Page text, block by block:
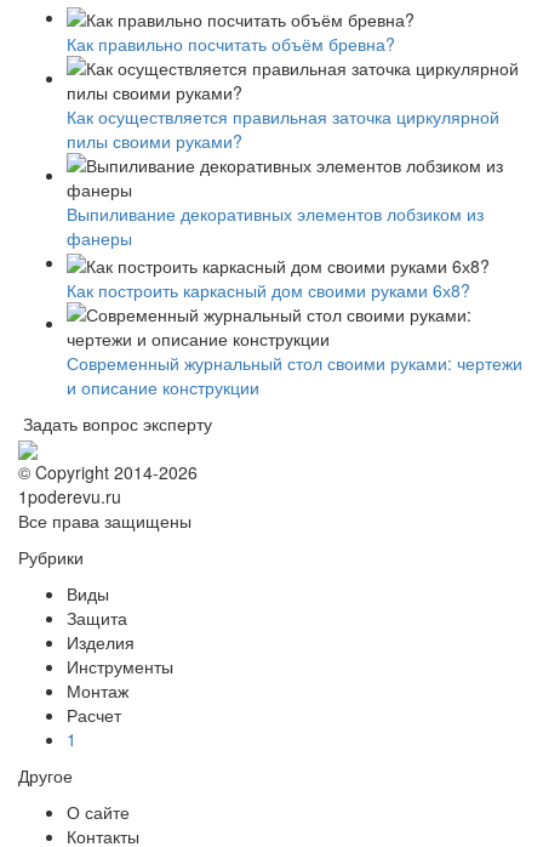
Как правильно посчитать объём бревна?
Как осуществляется правильная заточка циркулярной
пилы своими руками?
Выпиливание декоративных элементов лобзиком из
фанеры
Как построить каркасный дом своими руками 6х8?
Современный журнальный стол своими руками: чертежи
и описание конструкции
Задать вопрос эксперту
© Copyright 2014-2026
1poderevu.ru
Все права защищены
Рубрики
Виды
Защита
Изделия
Инструменты
Монтаж
Расчет
1
Другое
О сайте
Контакты